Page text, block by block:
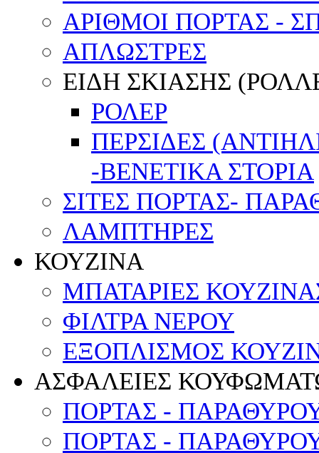
ΑΡΙΘΜΟΙ ΠΟΡΤΑΣ -
ΑΠΛΩΣΤΡΕΣ
ΕΙΔΗ ΣΚΙΑΣΗΣ
ΡΟΛΕΡ
ΠΕΡΣΙΔΕΣ
-ΒΕΝΕΤΙΚΑ ΣΤΟΡΙΑ
ΣΙΤΕΣ ΠΟΡΤΑΣ-
ΛΑΜΠΤΗΡΕΣ
ΚΟΥΖΙΝΑ
ΜΠΑΤΑΡΙΕΣ
ΦΙΛΤΡΑ ΝΕΡΟΥ
ΕΞΟΠΛΙΣΜΟΣ
ΑΣΦΑΛΕΙΕΣ
ΠΟΡΤΑΣ -
ΠΟΡΤΑΣ -